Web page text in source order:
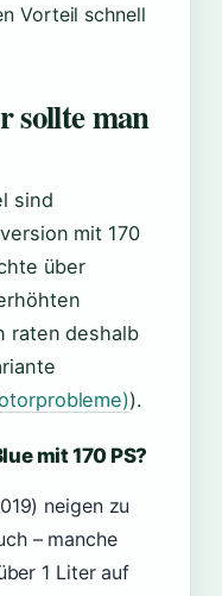
Vorteil schnell
sollte man
sind
mit 170
über
raten deshalb
).
mit 170 PS?
neigen zu
– manche
1 Liter auf